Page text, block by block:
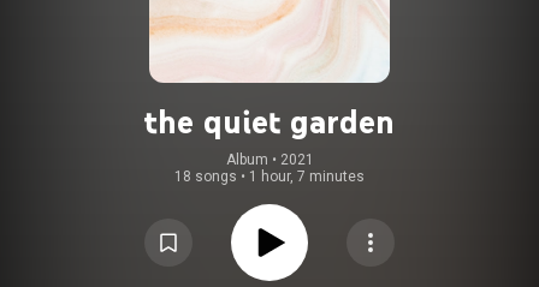
the quiet garden
Album • 2021
18 songs • 1 hour, 7 minutes